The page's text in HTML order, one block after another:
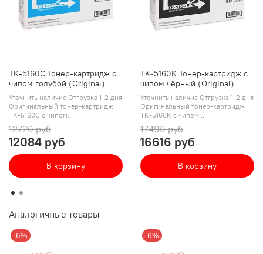
TK-5160C Тонер-картридж с
чипом голубой (Original)
Уточнить наличие Отгрузка 1-2 дня
Оригинальный тонер-картридж
TK-5160C с чипом...
12720 руб
12084 руб
В корзину
TK-5160K Тонер-картридж с
чипом чёрный (Original)
Уточнить наличие Отгрузка 1-2 дня
Оригинальный тонер-картридж
TK-5160K с чипом...
17490 руб
16616 руб
В корзину
Аналогичные товары
-6% -6%